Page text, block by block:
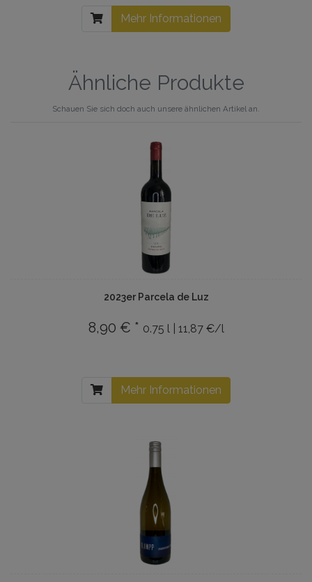
Mehr Informationen
Ähnliche Produkte
Schauen Sie sich doch auch unsere ähnlichen Artikel an.
2023er Parcela de Luz
8,90 € * 0.75 l | 11,87 €/l
Mehr Informationen